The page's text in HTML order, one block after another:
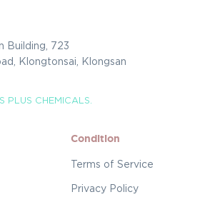
Building, 723
Klongtonsai, Klongsan
CHEMICALS.
Condition
Terms of Service
Privacy Policy